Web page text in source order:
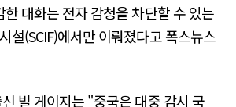
한 대화는 전자 감청을 차단할 수 있는
설(SCIF)에서만 이뤄졌다고 폭스뉴스
빌 게이지는 "중국은 대중 감시 국